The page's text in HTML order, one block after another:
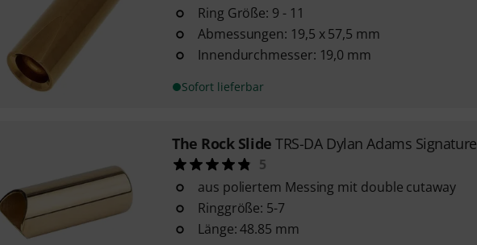
Ring Größe: 9 - 11
Abmessungen: 19,5 x 57,5 mm
Innendurchmesser: 19,0 mm
Sofort lieferbar
The Rock Slide TRS-DA Dylan Adams Signature
5
aus poliertem Messing mit double cutaway
Ringgröße: 5-7
Länge: 48.85 mm